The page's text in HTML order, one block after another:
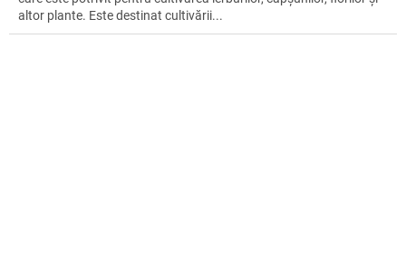
altor plante. Este destinat cultivării...